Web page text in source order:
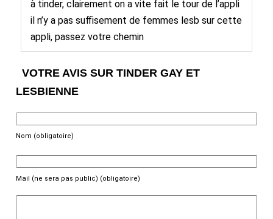
à tinder, clairement on a vite fait le tour de l’appli
il n’y a pas suffisement de femmes lesb sur cette
appli, passez votre chemin
VOTRE AVIS SUR TINDER GAY ET
LESBIENNE
Nom (obligatoire)
Mail (ne sera pas public) (obligatoire)